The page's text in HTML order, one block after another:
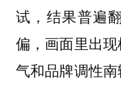
试，结果普遍
偏，画面里出
气和品牌调性